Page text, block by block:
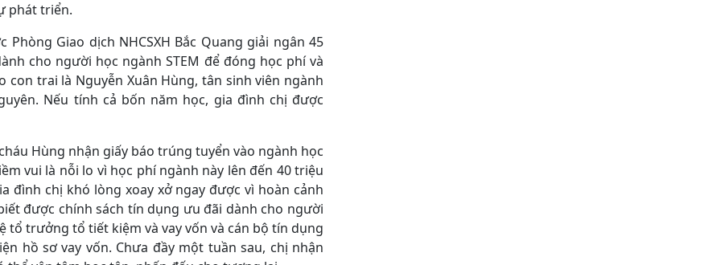
phát triển.
Phòng Giao dịch NHCSXH Bắc Quang giải ngân 45
cho người học ngành STEM để đóng học phí và
trai là Nguyễn Xuân Hùng, tân sinh viên ngành
Nếu tính cả bốn năm học, gia đình chị được
Hùng nhận giấy báo trúng tuyển vào ngành học
vui là nỗi lo vì học phí ngành này lên đến 40 triệu
đình chị khó lòng xoay xở ngay được vì hoàn cảnh
được chính sách tín dụng ưu đãi dành cho người
tổ trưởng tổ tiết kiệm và vay vốn và cán bộ tín dụng
hồ sơ vay vốn. Chưa đầy một tuần sau, chị nhận